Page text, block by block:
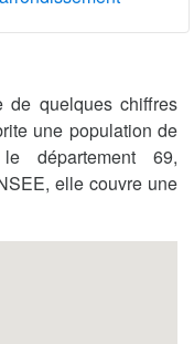
de quelques chiffres
une population de
département 69,
elle couvre une